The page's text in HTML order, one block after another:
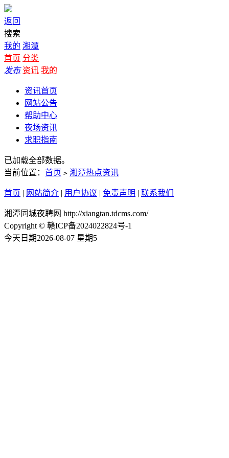
返回
搜索
我的 湘潭
首页 分类
发布 资讯 我的
资讯首页
网站公告
帮助中心
夜场资讯
求职指南
已加载全部数据。
当前位置： 首页 > 湘潭热点资讯
首页 | 网站简介 | 用户协议 | 免责声明 | 联系我们
湘潭同城夜聘网 http://xiangtan.tdcms.com/
Copyright © 赣ICP备2024022824号-1
今天日期2026-08-07 星期5